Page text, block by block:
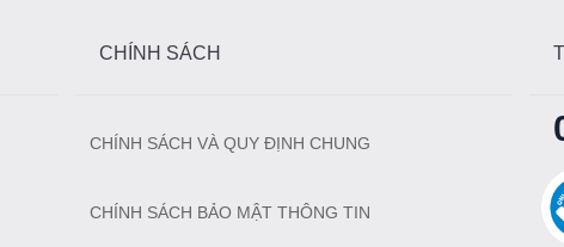
CHÍNH SÁCH
CHÍNH SÁCH VÀ QUY ĐỊNH CHUNG
CHÍNH SÁCH BẢO MẬT THÔNG TIN